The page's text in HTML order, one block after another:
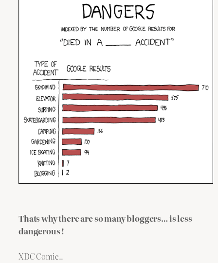
Thats why there are so many bloggers… is less
dangerous !
XDC Comic..